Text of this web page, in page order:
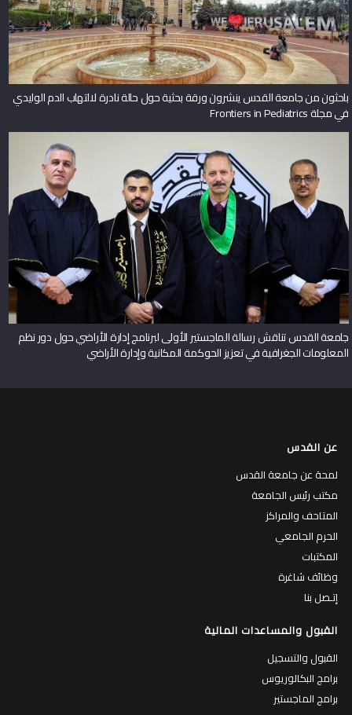
باحثون من جامعة القدس ينشرون ورقة بحثية حول حالة نادرة لالتهاب الدم الوليدي
في مجلة Frontiers in Pediatrics
جامعة القدس تناقش رسالة الماجستير الأولى لبرنامج إدارة الأراضي حول دور نظم
المعلومات الجغرافية في تعزيز الحوكمة المكانية وإدارة الأراضي
عن القدس
لمحة عن جامعة القدس
مكتب رئيس الجامعة
المتاحف والمراكز
الحرم الجامعي
المكتبات
وظائف شاغرة
إتـصل بنا
القبول والمساعدات المالية
القبول والتسجيل
برامج البكالوريوس
برامج الماجستير